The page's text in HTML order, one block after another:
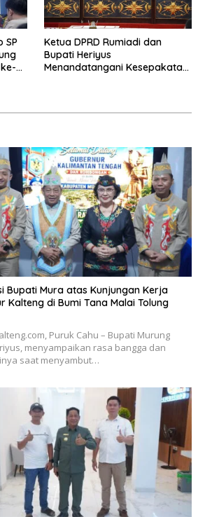
SP
Ketua DPRD Rumiadi dan
Bupati Heriyus
Menandatangani Kesepakatan
Bupati Mura atas Kunjungan Kerja
Kalteng di Bumi Tana Malai Tolung
Puruk Cahu – Bupati Murung
menyampaikan rasa bangga dan
saat menyambut…